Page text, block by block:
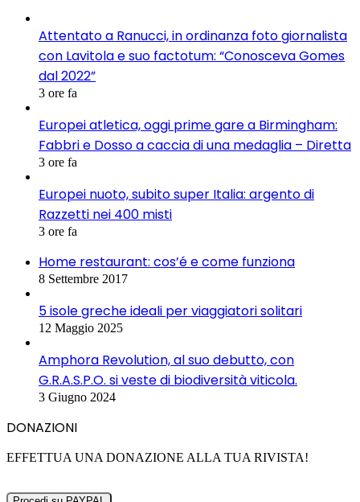
Attentato a Ranucci, in ordinanza foto giornalista
con Lavitola e suo factotum: “Conosceva Gomes
dal 2022”
3 ore fa
Europei atletica, oggi prime gare a Birmingham:
Fabbri e Dosso a caccia di una medaglia – Diretta
3 ore fa
Europei nuoto, subito super Italia: argento di
Razzetti nei 400 misti
3 ore fa
Home restaurant: cos’é e come funziona
8 Settembre 2017
5 isole greche ideali per viaggiatori solitari
12 Maggio 2025
Amphora Revolution, al suo debutto, con
G.R.A.S.P.O. si veste di biodiversità viticola.
3 Giugno 2024
DONAZIONI
EFFETTUA UNA DONAZIONE ALLA TUA RIVISTA!